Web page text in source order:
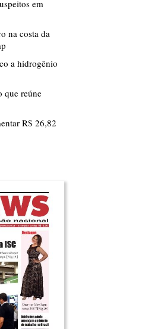
em
na costa da
a hidrogênio
que reúne
R$ 26,82